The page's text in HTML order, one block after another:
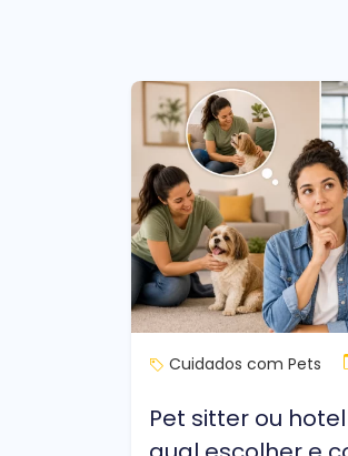
Cuidados com Pets
Pet sitter ou